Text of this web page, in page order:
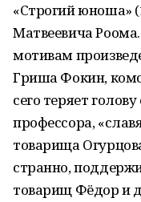
«Строгий юноша»
Матвеевича
мотивам
Гриша Фокин,
сего теряет
профессора,
товарища
странно,
товарищ Фёдор и